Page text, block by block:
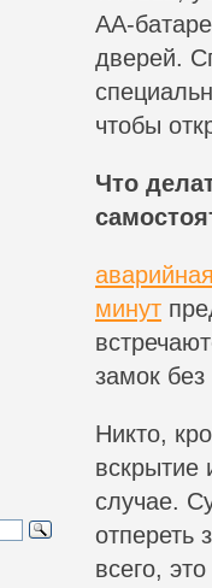
AA-
дверей.
чтобы
Что
минут
замок
Никто,
вскрытие
случае.
отпереть
всего,